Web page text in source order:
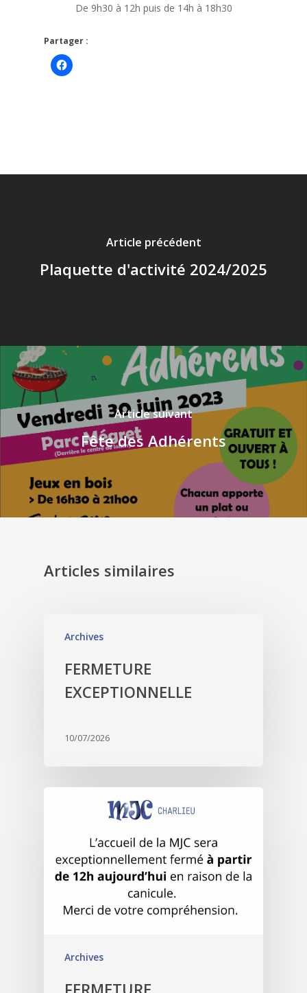
De 9h30 à 12h puis de 14h à 18h30
Partager :
Cliquez
pour
Article précédent
Plaquette d'activité 2024/2025
Article suivant
Fête des Adhérents
Articles similaires
Archives
FERMETURE
EXCEPTIONNELLE
10/07/2026
Archives
FERMETURE